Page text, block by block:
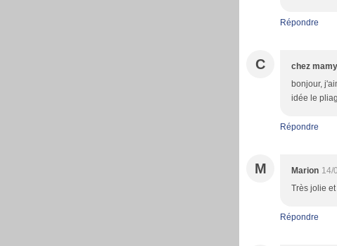
Répondre
C chez
bonjour,
idée le
Répondre
M Marion 14/
Très jolie
Répondre